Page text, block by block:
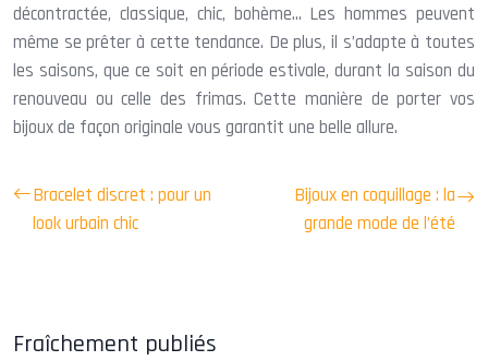
décontractée, classique, chic, bohème… Les hommes peuvent
même se prêter à cette tendance. De plus, il s’adapte à toutes
les saisons, que ce soit en période estivale, durant la saison du
renouveau ou celle des frimas. Cette manière de porter vos
bijoux de façon originale vous garantit une belle allure.
Bracelet discret : pour un
look urbain chic
Bijoux en coquillage : la
grande mode de l’été
Fraîchement publiés